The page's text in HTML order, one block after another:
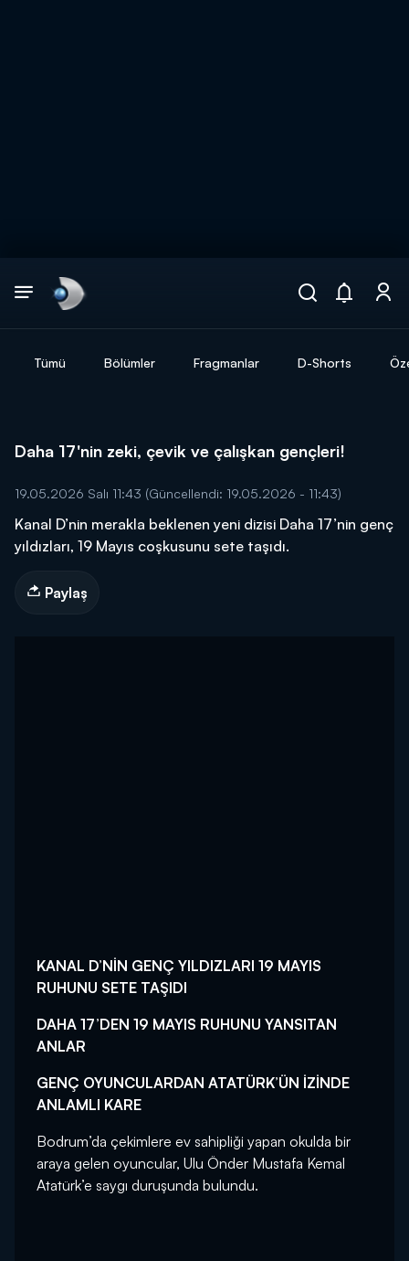
Tümü Bölümler Fragmanlar D-Shorts
Daha 17'nin zeki, çevik ve çalışkan gençleri!
19.05.2026 Salı 11:43 (Güncellendi: 19.05.2026 - 11:43)
Kanal D’nin merakla beklenen yeni dizisi Daha 17’nin genç
yıldızları, 19 Mayıs coşkusunu sete taşıdı.
Paylaş
KANAL D’NİN GENÇ YILDIZLARI 19 MAYIS
RUHUNU SETE TAŞIDI
DAHA 17’DEN 19 MAYIS RUHUNU YANSITAN
ANLAR
GENÇ OYUNCULARDAN ATATÜRK’ÜN İZİNDE
ANLAMLI KARE
Bodrum’da çekimlere ev sahipliği yapan okulda bir
araya gelen oyuncular, Ulu Önder Mustafa Kemal
Atatürk’e saygı duruşunda bulundu.